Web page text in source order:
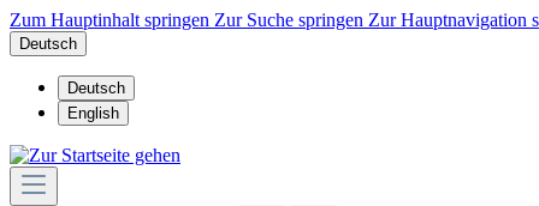
Zum Hauptinhalt springen Zur Suche springen Zur Hauptnavigation
Deutsch
Deutsch
English